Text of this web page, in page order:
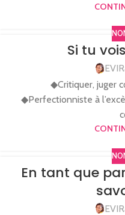
Si tu
◆Critiquer, juger
◆Perfectionniste à
En tant que